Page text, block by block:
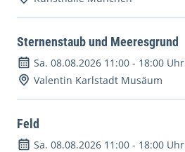
Sternenstaub und Meeresgrund
Sa. 08.08.2026 11:00 - 18:00 Uhr
Valentin Karlstadt Musäum
Feld
Sa. 08.08.2026 11:00 - 18:00 Uhr